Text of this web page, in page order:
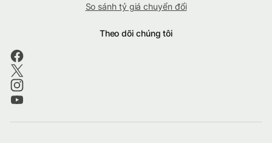
So sánh tỷ giá chuyển đổi
Theo dõi chúng tôi